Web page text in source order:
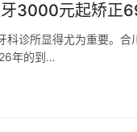
3000元起矫正
诊所显得尤为重要。
年的到…